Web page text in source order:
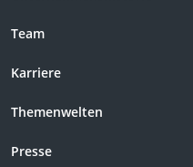
Team
Karriere
Themenwelten
Presse